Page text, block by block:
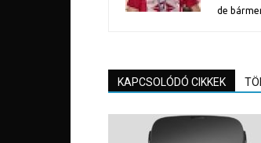
de
KAPCSOLÓDÓ CIKKEK